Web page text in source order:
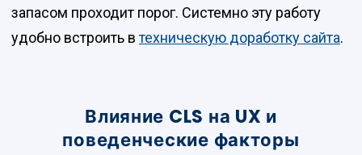
запасом проходит порог. Системно эту работу
удобно встроить втехническую доработку сайта.
Влияние CLS на UX и
поведенческие факторы